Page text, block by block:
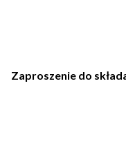
Zaproszenie do